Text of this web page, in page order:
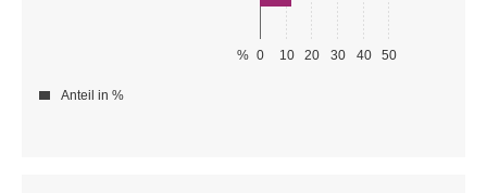
0 10 20 30 40 50
%
Anteil in %